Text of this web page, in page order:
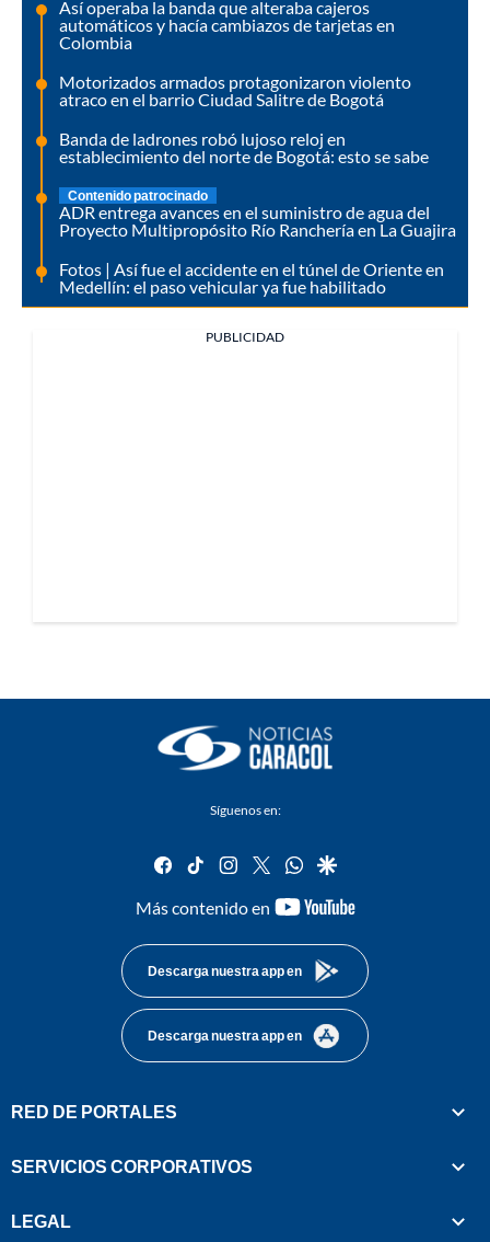
Así operaba la banda que alteraba cajeros
automáticos y hacía cambiazos de tarjetas en
Colombia
Motorizados armados protagonizaron violento
atraco en el barrio Ciudad Salitre de Bogotá
Banda de ladrones robó lujoso reloj en
establecimiento del norte de Bogotá: esto se sabe
Contenido patrocinado
ADR entrega avances en el suministro de agua del
Proyecto Multipropósito Río Ranchería en La Guajira
Fotos | Así fue el accidente en el túnel de Oriente en
Medellín: el paso vehicular ya fue habilitado
PUBLICIDAD
Síguenos en:
facebook
tiktok instagram
twitterwhatsapp
google
Más contenido en
youtube-
Descarga nuestra app en
Descarga nuestra app en
RED DE PORTALES
SERVICIOS CORPORATIVOS
LEGAL